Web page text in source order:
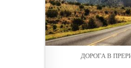
ДОРОГА В